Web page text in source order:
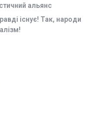
альянс
існує! Так, народи